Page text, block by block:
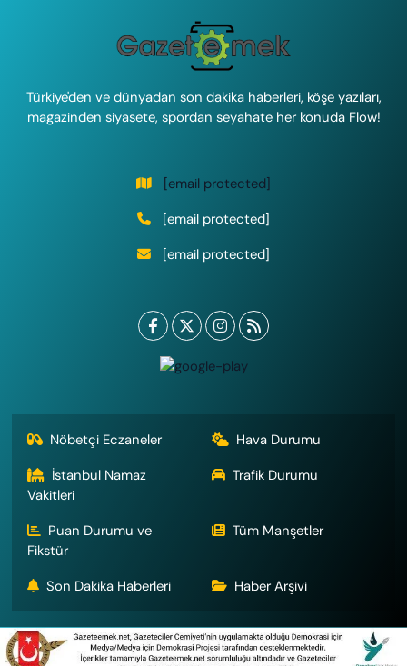
Türkiye'den ve dünyadan son dakika haberleri, köşe yazıları,
magazinden siyasete, spordan seyahate her konuda Flow!
[email protected]
[email protected]
[email protected]
Nöbetçi Eczaneler
Hava Durumu
İstanbul Namaz
Vakitleri
Trafik Durumu
Puan Durumu ve
Fikstür
Tüm Manşetler
Son Dakika Haberleri Haber Arşivi